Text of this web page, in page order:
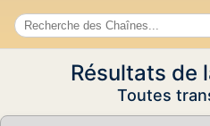
Résultats de
Toutes